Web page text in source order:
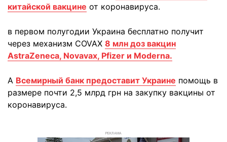
китайской вакцине от коронавируса.
в первом полугодии Украина бесплатно получит
через механизм COVAX 8 млн доз вакцин
AstraZeneca, Novavax, Pfizer и Moderna.
А Всемирный банк предоставит Украине помощь в
размере почти 2,5 млрд грн на закупку вакцины от
коронавируса.
РЕКЛАМА